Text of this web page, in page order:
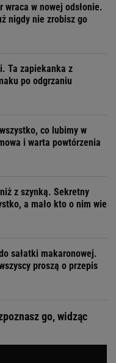
wraca w nowej odsłonie.
nigdy nie zrobisz go
Ta zapiekanka z
po odgrzaniu
co lubimy w
i warta powtórzenia
z szynką. Sekretny
a mało kto o nim wie
sałatki makaronowej.
proszą o przepis
go, widząc